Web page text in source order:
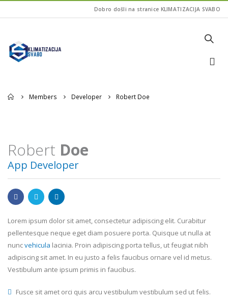
Dobro došli na stranice KLIMATIZACIJA SVABO
Home
Members Developer Robert Doe
Robert Doe
App Developer
Lorem ipsum dolor sit amet, consectetur adipiscing elit. Curabitur
pellentesque neque eget diam posuere porta. Quisque ut nulla at
nuncvehicula lacinia. Proin adipiscing porta tellus, ut feugiat nibh
adipiscing sit amet. In eu justo a felis faucibus ornare vel id metus.
Vestibulum ante ipsum primis in faucibus.
Fusce sit amet orci quis arcu vestibulum vestibulum sed ut felis.